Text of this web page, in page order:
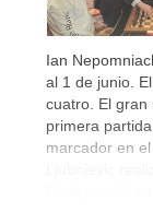
Ian
al 1 de junio.
cuatro. El gran
primera
marcador en